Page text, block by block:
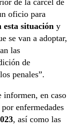
de la cárcel de
oficio para
esta situación y
se van a adoptar,
las
de
penales”.
informen, en caso
enfermedades
, así como las